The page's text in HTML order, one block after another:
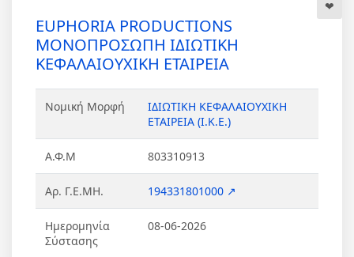
EUPHORIA PRODUCTIONS
ΜΟΝΟΠΡΟΣΩΠΗ ΙΔΙΩΤΙΚΗ
ΚΕΦΑΛΑΙΟΥΧΙΚΗ ΕΤΑΙΡΕΙΑ
Νομική Μορφή
ΙΔΙΩΤΙΚΗ ΚΕΦΑΛΑΙΟΥΧΙΚΗ
ΕΤΑΙΡΕΙΑ (Ι.Κ.Ε.)
Α.Φ.Μ 803310913
Αρ. Γ.Ε.ΜΗ. 194331801000 ↗
Ημερομηνία
Σύστασης
08-06-2026